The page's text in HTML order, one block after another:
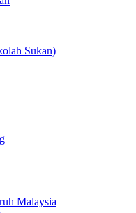
Sukan)
Malaysia